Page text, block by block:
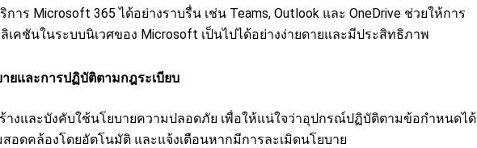
ร Microsoft 365 ได้อย่างราบรื่น เช่น Teams, Outlook และ OneDrive ช่วยให้การ
คชันในระบบนิเวศของ Microsoft เป็นไปได้อย่างง่ายดายและมีประสิทธิภาพ
ยและการปฏิบัติตามกฎระเบียบ
างและบังคับใช้นโยบายความปลอดภัย เพื่อให้แน่ใจว่าอุปกรณ์ปฏิบัติตามข้อกำหนดได้
อดคล้องโดยอัตโนมัติ และแจ้งเตือนหากมีการละเมิดนโยบาย